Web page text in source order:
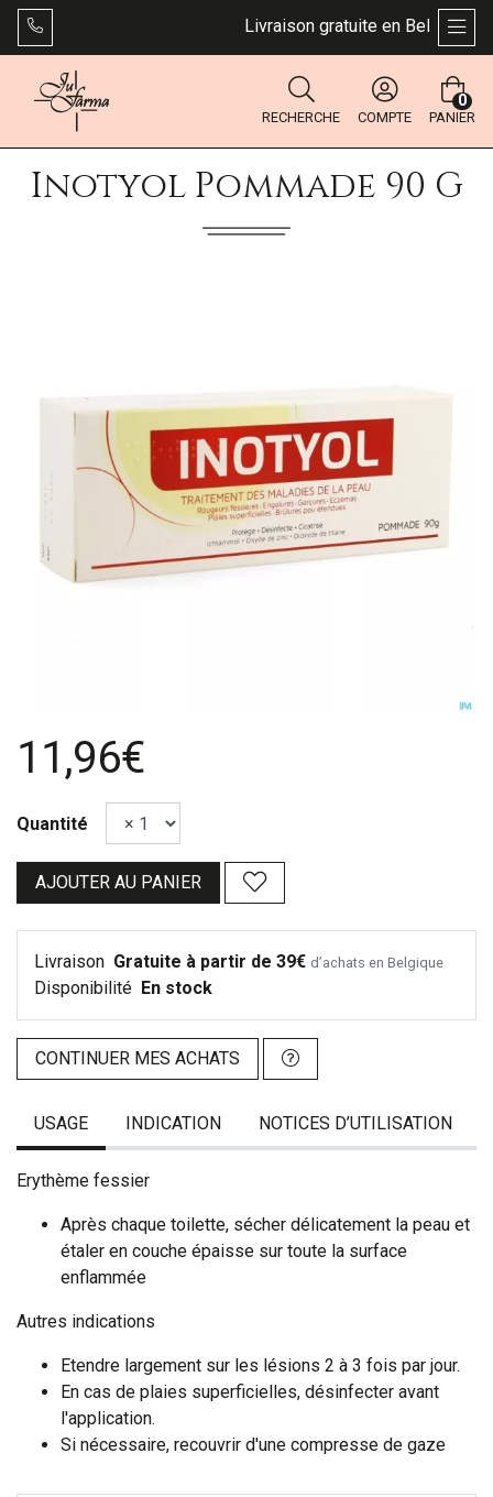
Livraison gratuite en Belgique
RECHERCHE COMPTE PANIER
0
Inotyol Pommade 90 G
11,96€
Quantité
AJOUTER AU PANIER
Livraison Gratuite à partir de 39€ d’achats en Belgique
Disponibilité En stock
CONTINUER MES ACHATS
USAGE INDICATION NOTICES D’UTILISATION
Erythème fessier
Après chaque toilette, sécher délicatement la peau et
étaler en couche épaisse sur toute la surface
enflammée
Autres indications
Etendre largement sur les lésions 2 à 3 fois par jour.
En cas de plaies superficielles, désinfecter avant
l'application.
Si nécessaire, recouvrir d'une compresse de gaze